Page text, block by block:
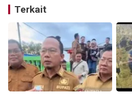
Terkait